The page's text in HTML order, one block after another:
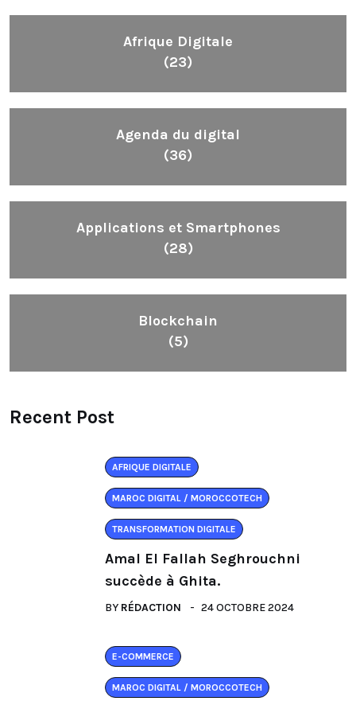
Afrique Digitale
(23)
Agenda du digital
(36)
Applications et Smartphones
(28)
Blockchain
(5)
Recent Post
AFRIQUE DIGITALE
MAROC DIGITAL / MOROCCOTECH
TRANSFORMATION DIGITALE
Amal El Fallah Seghrouchni
succède à Ghita.
BY RÉDACTION 24 OCTOBRE 2024
E-COMMERCE
MAROC DIGITAL / MOROCCOTECH